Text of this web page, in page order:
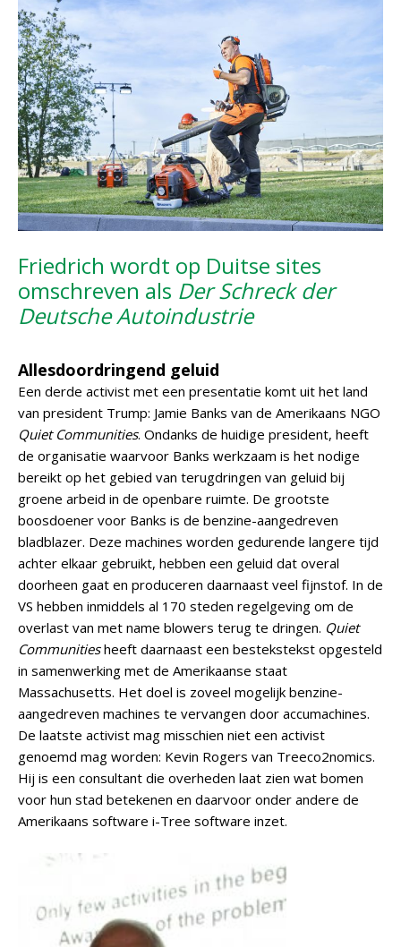
Friedrich wordt op Duitse sites
omschreven als Der Schreck der
Deutsche Autoindustrie
Allesdoordringend geluid
Een derde activist met een presentatie komt uit het land
van president Trump: Jamie Banks van de Amerikaans NGO
Quiet Communities. Ondanks de huidige president, heeft
de organisatie waarvoor Banks werkzaam is het nodige
bereikt op het gebied van terugdringen van geluid bij
groene arbeid in de openbare ruimte. De grootste
boosdoener voor Banks is de benzine-aangedreven
bladblazer. Deze machines worden gedurende langere tijd
achter elkaar gebruikt, hebben een geluid dat overal
doorheen gaat en produceren daarnaast veel fijnstof. In de
VS hebben inmiddels al 170 steden regelgeving om de
overlast van met name blowers terug te dringen. Quiet
Communitiesheeft daarnaast een bestekstekst opgesteld
in samenwerking met de Amerikaanse staat
Massachusetts. Het doel is zoveel mogelijk benzine-
aangedreven machines te vervangen door accumachines.
De laatste activist mag misschien niet een activist
genoemd mag worden: Kevin Rogers van Treeco2nomics.
Hij is een consultant die overheden laat zien wat bomen
voor hun stad betekenen en daarvoor onder andere de
Amerikaans software i-Tree software inzet.